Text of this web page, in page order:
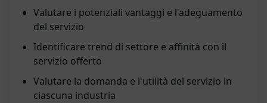
Valutare i potenziali vantaggi e l'adeguamento
del servizio
Identificare trend di settore e affinità con il
servizio offerto
Valutare la domanda e l'utilità del servizio in
ciascuna industria